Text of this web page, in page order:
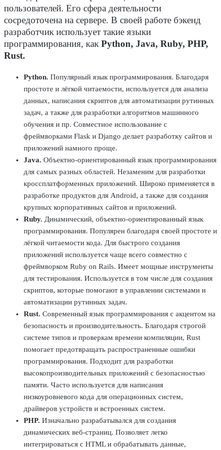
пользователей. Его сфера деятельности
сосредоточена на сервере. В своей работе бэкенд
разработчикиспользует такие языки
программирования, как Python, Java, Ruby, PHP,
Rust.
Python. Популярный язык программирования. Благодаря
простоте и лёгкой читаемости, используется для анализа
данных, написания скриптов для автоматизации рутинных
задач, а также для разработки алгоритмов машинного
обучения и пр. Совместное использование с
фреймворками Flask и Django делает разработку сайтов и
приложений намного проще.
Java. Объектно-ориентированный язык программирования
для самых разных областей. Незаменим для разработки
кроссплатформенных приложений. Широко применяется в
разработке продуктов для Android, а также для создания
крупных корпоративных сайтов и приложений.
Ruby. Динамический, объектно-ориентированный язык
программирования. Популярен благодаря своей простоте и
лёгкой читаемости кода. Для быстрого создания
приложений используется чаще всего совместно с
фреймворком Ruby on Rails. Имеет мощные инструменты
для тестирования. Используется в том числе для создания
скриптов, которые помогают в управлении системами и
автоматизации рутинных задач.
Rust. Современный язык программирования с акцентом на
безопасность и производительность. Благодаря строгой
системе типов и проверкам времени компиляции, Rust
помогает предотвращать распространенные ошибки
программирования. Подходит для разработки
высокопроизводительных приложений с безопасностью
памяти. Часто используется для написания
низкоуровневого кода для операционных систем,
драйверов устройств и встроенных систем.
PHP. Изначально разрабатывался для создания
динамических веб-страниц. Позволяет легко
интегрироваться с HTML и обрабатывать данные,